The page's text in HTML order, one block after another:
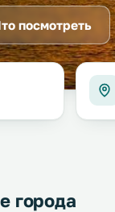
посмотреть
города